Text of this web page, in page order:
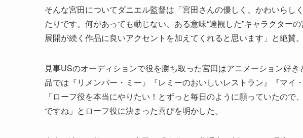
そんな宮田についてダニエル監督は「宮田さんの優しく、かわいらし
たりです。何があっても動じない、ある意味“達観した”キャラクター
展開が続く作品に良いアクセントを加えてくれると思います」と絶賛。
見事USのオーディションで役を勝ち取った宮田はアニメーション好
品では『リメンバー・ミー』『レミーのおいしいレストラン』『マイ
「ローフ役を本当にやりたい！とずっと毎日のように願っていたので
ですね」とローフ役に決まった喜びを明かした。